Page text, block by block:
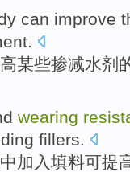
can improve
.
某些掺减水剂
wearing
fillers.
中加入填料可提